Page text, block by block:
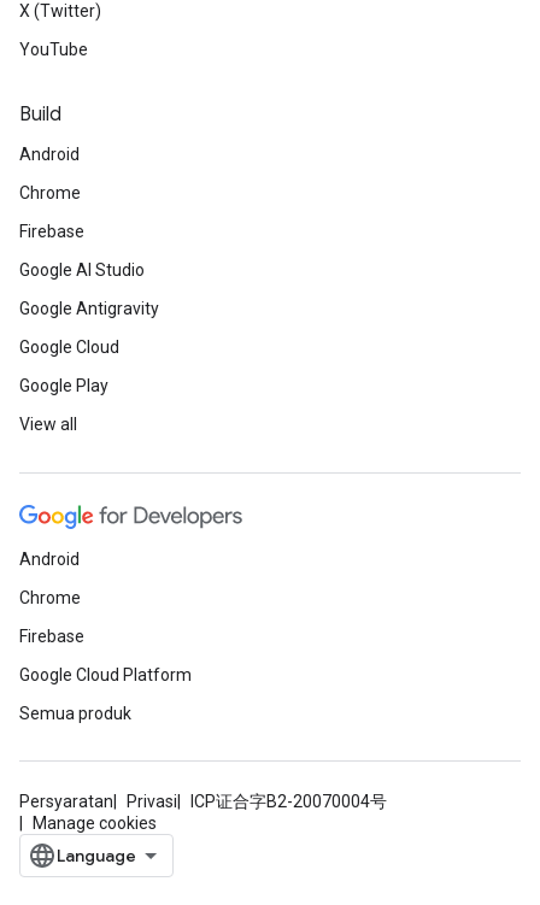
X (Twitter)
YouTube
Build
Android
Chrome
Firebase
Google AI Studio
Google Antigravity
Google Cloud
Google Play
View all
Android
Chrome
Firebase
Google Cloud Platform
Semua produk
Persyaratan Privasi
ICP证合字B2-20070004号
Manage cookies